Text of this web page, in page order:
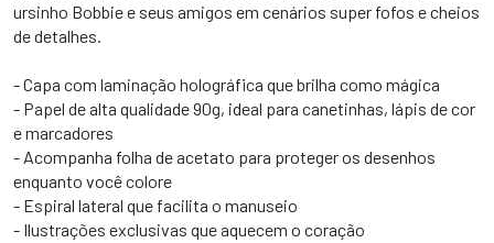
ursinho Bobbie e seus amigos em cenários super fofos e cheios
de detalhes.
- Capa com laminação holográfica que brilha como mágica
- Papel de alta qualidade 90g, ideal para canetinhas, lápis de cor
e marcadores
- Acompanha folha de acetato para proteger os desenhos
enquanto você colore
- Espiral lateral que facilita o manuseio
- Ilustrações exclusivas que aquecem o coração